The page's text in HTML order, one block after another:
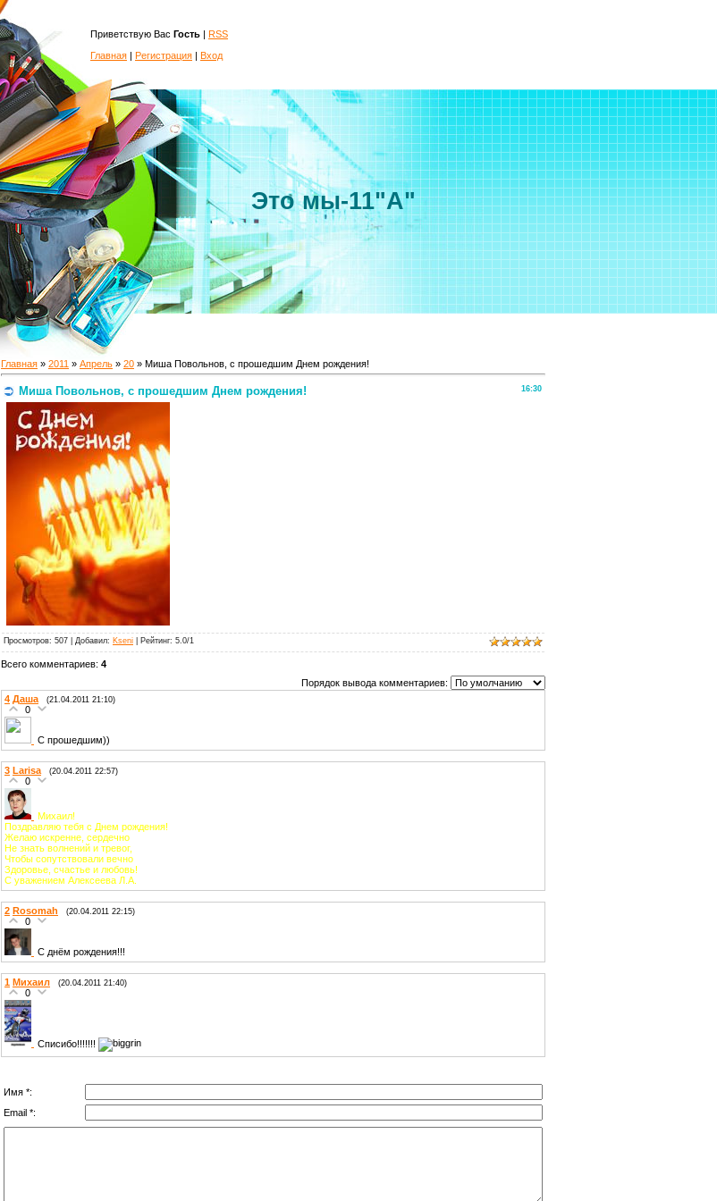
Приветствую Вас Гость | RSS
Главная | Регистрация | Вход
Это мы-11"А"
Главная » 2011 » Апрель » 20 » Миша Повольнов, с прошедшим Днем рождения!
16:30
Миша Повольнов, с прошедшим Днем рождения!
Просмотров: 507 | Добавил: Kseni Рейтинг: 5.0/1
Всего комментариев: 4
Порядок вывода комментариев:
4 Даша (21.04.2011 21:10)
0
С прошедшим))
3 Larisa (20.04.2011 22:57)
0
Михаил!
Поздравляю тебя с Днем рождения!
Желаю искренне, сердечно
Не знать волнений и тревог,
Чтобы сопутствовали вечно
Здоровье, счастье и любовь!
С уважением Алексеева Л.А.
2 Rosomah (20.04.2011 22:15)
0
С днём рождения!!!
1 Михаил (20.04.2011 21:40)
0
Списибо!!!!!!!
Имя *:
Email *: